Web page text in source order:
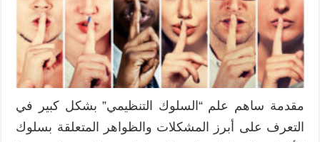
مقدمة ساهم علم “السلوك التنظيمي” بشكل كبير في
التعرف على أبرز المشكلات والظواهر المتعلقة بسلوك